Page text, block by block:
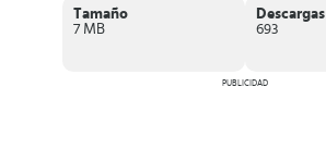
Tamaño
7 MB
Descargas
693
PUBLICIDAD